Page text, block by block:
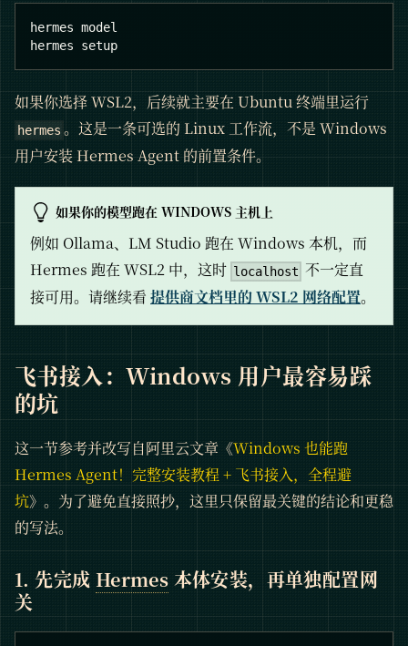
hermes model
hermes setup
如果你选择 WSL2，后续就主要在 Ubuntu 终端里运行
hermes 。这是一条可选的 Linux 工作流，不是 Windows
用户安装 Hermes Agent 的前置条件。
如果你的模型跑在 WINDOWS 主机上
例如 Ollama、LM Studio 跑在 Windows 本机，而
Hermes 跑在 WSL2 中，这时 localhost 不一定直
接可用。请继续看 提供商文档里的 WSL2 网络配置。
飞书接入：Windows 用户最容易踩
的坑
这一节参考并改写自阿里云文章《Windows 也能跑
Hermes Agent！完整安装教程 + 飞书接入，全程避
坑》。为了避免直接照抄，这里只保留最关键的结论和更稳
的写法。
1. 先完成 Hermes 本体安装，再单独配置网
关